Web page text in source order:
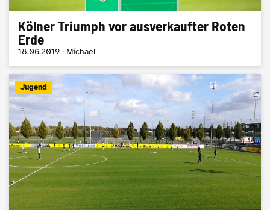
Kölner Triumph vor ausverkaufter Roten
Erde
18.06.2019 · Michael
Jugend